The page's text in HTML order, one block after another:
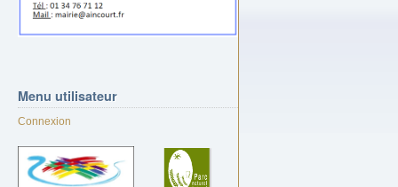
Menu utilisateur
Connexion